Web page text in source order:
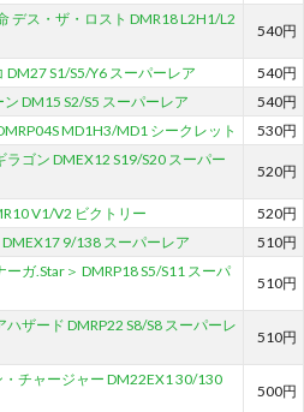
デス・ザ・ロスト DMR18 L2H1/L2
540円
DM27 S1/S5/Y6 スーパーレア
540円
DM15 S2/S5 スーパーレア
540円
MD1H3/MD1 シークレット 530円
ゴン DMEX12 S19/S20 スーパー
520円
V1/V2 ビクトリー
520円
9/138 スーパーレア 510円
ガ.Star＞ DMRP18 S5/S11 スーパ
510円
ザード DMRP22 S8/S8 スーパーレ
510円
・チャージャー DM22EX1 30/130
500円